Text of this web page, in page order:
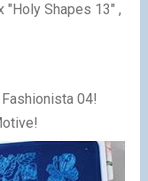
"Holy Shapes 13" ,
04!